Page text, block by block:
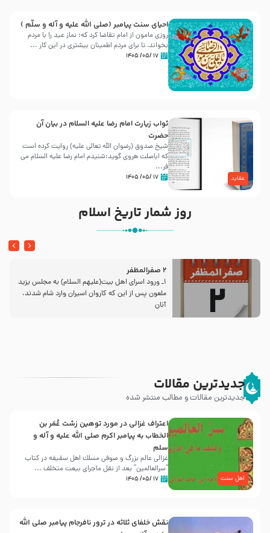
احیای سنت پیامبر (صلی الله علیه و آله و سلّم )
روزی مامون از امام تقاضا کرد که: نماز عید را با مردم
بخواند، تا برای مردم اطمینان بیشتری در این کار ...
۱۷ /۰۵/ ۱۴۰۵
عقاید
ثواب زیارت امام رضا علیه السلام در بیان آن
حضرت
شیخ صدوق (رضوان الله تعالی علیه) روایت کرده است
که اباصلت هروی گوید:شنیدم امام رضا علیه السلام می
فر...
۱۷ /۰۵/ ۱۴۰۵
روز شمار تاریخ اسلام
2 صفرالمظفر
1ـ ورود اسراى اهل بیت‌(علیهم السلام) به مجلس یزید
ملعون پس از این كه كاروان اسیران وارد شام شدند،
آنان
جدیدترین مقالات
جدیدترین مقالات و مطالب منتشر شده
اهل سنت
اعتراف غزالی در مورد توهین زشت عُمَر بن
الخطاب به پیامبر اکرم صلی الله علیه و آله و
سلم
غزالی عالم بزرگ و صوفی مسلك اهل سقيفه در کتاب
“سرالعالمین” بعد از نقل ماجرای بیعت متخلف ...
۱۷ /۰۵/ ۱۴۰۵
نقش خلفای ثلاثه در ترور نافرجام پیامبر صلی الله